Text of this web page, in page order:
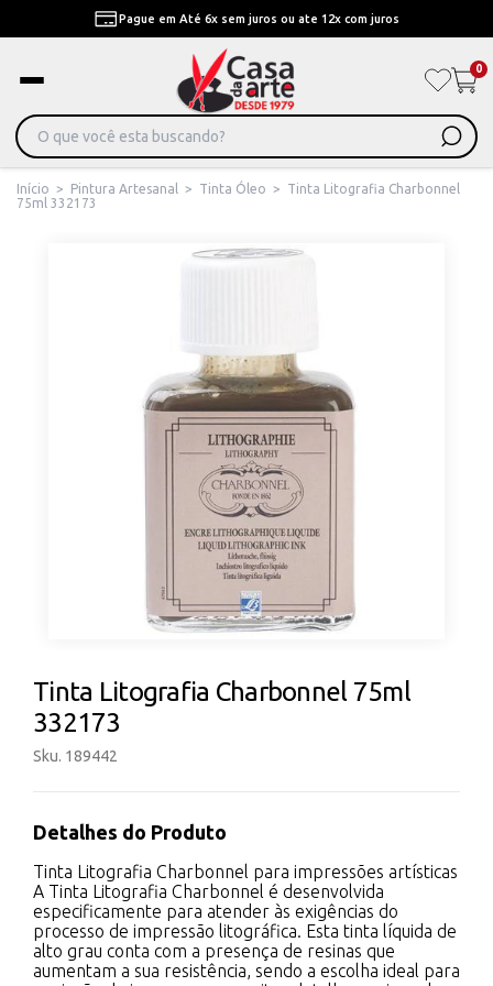
Pague em Até 6x sem juros ou ate 12x com juros
0
Início > Pintura Artesanal > Tinta Óleo >
Tinta Litografia Charbonnel
75ml 332173
Tinta Litografia Charbonnel 75ml
332173
Sku. 189442
Detalhes do Produto
Tinta Litografia Charbonnel para impressões artísticas
A Tinta Litografia Charbonnel é desenvolvida
especificamente para atender às exigências do
processo de impressão litográfica. Esta tinta líquida de
alto grau conta com a presença de resinas que
aumentam a sua resistência, sendo a escolha ideal para